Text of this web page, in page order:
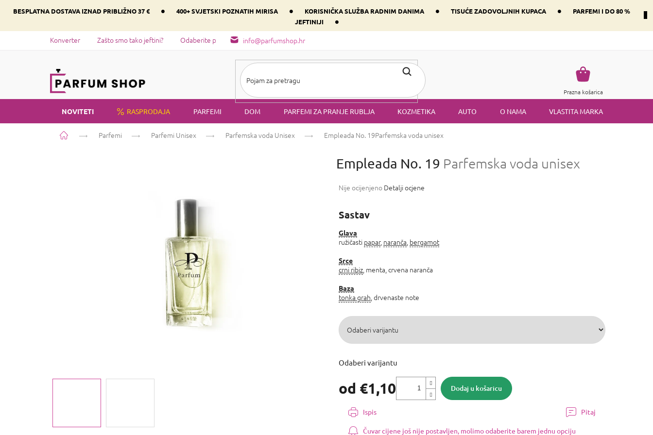
BESPLATNA DOSTAVA IZNAD PRIBLIŽNO 37 € • 400+ SVJETSKI POZNATIH MIRISA • KORISNIČKA SLUŽBA RADNIM DANIMA • TISUĆE ZADOVOLJNIH KUPACA •
PARFEMI I DO 80 %
JEFTINIJI
•
info@parfumshop.hr
Konverter Zašto smo tako jeftini? Odaberite parfem svog srca prema dominantnoj komponenti
Košarica
Prazna košarica
NOVITETI RASPRODAJA PARFEMI DOM PARFEMI ZA PRANJE RUBLJA KOZMETIKA AUTO O NAMA VLASTITA MARKA
Početna Parfemi Parfemi Unisex Parfemska voda Unisex Empleada No. 19Parfemska voda unisex
Empleada No. 19 Parfemska voda unisex
Prosječna
je
od
5
Nije ocijenjeno Detalji ocjene
od €1,10
cijenu:
Odaberi varijantu
Dodaj u košaricu
Sastav
Glava
ružičasti papar, naranča bergamot
Srce
crni ribiz , menta, crvena naranča
Baza
tonka grah , drvenaste note
Ispis Pitaj
Čuvar cijene još nije postavljen, molimo odaberite barem jednu opciju